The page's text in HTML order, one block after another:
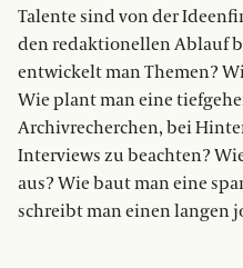
Talente sind von der
den redaktionellen Ablauf
entwickelt man Themen?
Wie plant man eine
Archivrecherchen, bei
Interviews zu beachten?
aus? Wie baut man eine
schreibt man einen langen